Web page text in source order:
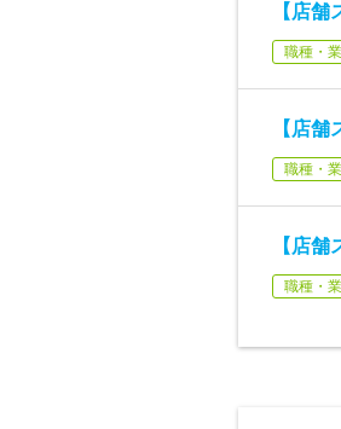
【店
職種・
【店
職種・
【店
職種・